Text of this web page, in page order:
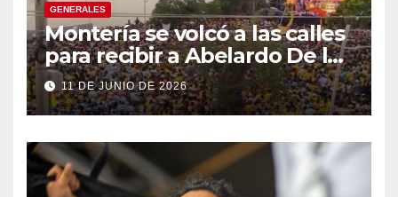
GENERALES
Montería se volcó a las calles
para recibir a Abelardo De la
Espriella
11 DE JUNIO DE 2026